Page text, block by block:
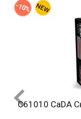
C61010 CaDA
-10%